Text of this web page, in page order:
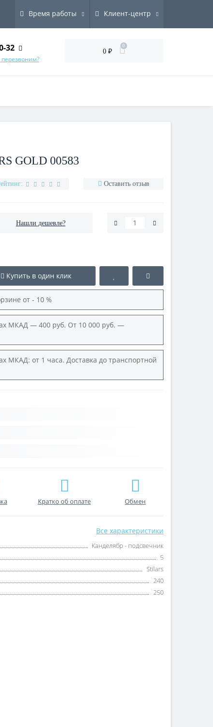
Время работы Клиент-центр
32 0 ₽
0
GOLD 00583
Оставить отзыв
Нашли дешевле?
Купить в один клик
от - 10 %
МКАД — 400 руб. От 10 000 руб. —
МКАД: от 1 часа. Доставка до транспортной
Кратко об оплате Обмен
Все характеристики
Канделябр - подсвечник
5
Stilars
240
250